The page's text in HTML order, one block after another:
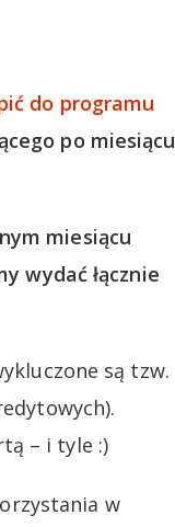
do programu
po miesiącu
miesiącu
wydać łącznie
są tzw.
– i tyle :)
w